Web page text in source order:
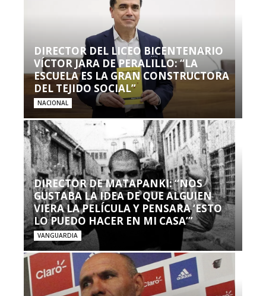
DIRECTOR DEL LICEO BICENTENARIO
VÍCTOR JARA DE PERALILLO: “LA
ESCUELA ES LA GRAN CONSTRUCTORA
DEL TEJIDO SOCIAL”
NACIONAL
DIRECTOR DE MATAPANKI: “NOS
GUSTABA LA IDEA DE QUE ALGUIEN
VIERA LA PELÍCULA Y PENSARA ‘ESTO
LO PUEDO HACER EN MI CASA’”
VANGUARDIA